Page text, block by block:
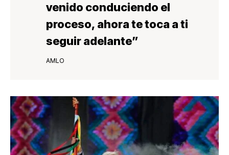
venido conduciendo el
proceso, ahora te toca a ti
seguir adelante”
AMLO